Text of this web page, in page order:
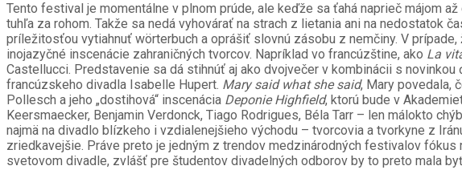
Tento festival je momentálne v plnom prúde, ale keďže sa ťahá naprieč májom
tuhľa za rohom. Takže sa nedá vyhovárať na strach z lietania ani na nedostatok
príležitosťou vytiahnuť wörterbuch a oprášiť slovnú zásobu z nemčiny. V
inojazyčné inscenácie zahraničných tvorcov. Napríklad vo francúzštine, ako La
Castellucci. Predstavenie sa dá stihnúť aj ako dvojvečer v kombinácii s
francúzskeho divadla Isabelle Hupert. Mary said what she said, Mary povedala,
Pollesch a jeho „dostihová“ inscenácia Deponie Highfield, ktorú bude v
Keersmaecker, Benjamin Verdonck, Tiago Rodrigues, Béla Tarr – len málokto
najmä na divadlo blízkeho i vzdialenejšieho východu – tvorcovia a tvorkyne z
zriedkavejšie. Práve preto je jedným z trendov medzinárodných festivalov
svetovom divadle, zvlášť pre študentov divadelných odborov by to preto mala